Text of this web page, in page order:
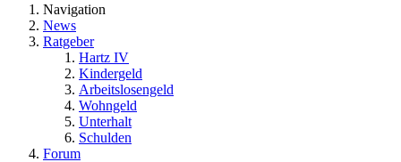
Navigation
News
Ratgeber
Hartz IV
Kindergeld
Arbeitslosengeld
Wohngeld
Unterhalt
Schulden
Forum